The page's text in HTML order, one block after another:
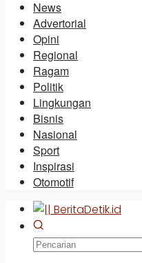
News
Advertorial
Opini
Regional
Ragam
Politik
Lingkungan
Bisnis
Nasional
Sport
Inspirasi
Otomotif